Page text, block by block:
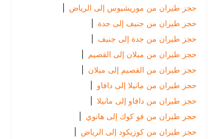
حجز طيران من موريشيوس إلى الرياض
|
حجز طيران من جنيف إلى جدة
حجز طيران من جدة إلى جنيف |
حجز طيران من ميلان إلى القصيم |
حجز طيران من القصيم إلى ميلان |
حجز طيران من مانيلا إلى دافاو
|
حجز طيران من دافاو إلى مانيلا |
حجز طيران من فو كوك إلى هانوي
|
حجز طيران من كوزيكود إلى الرياض
|